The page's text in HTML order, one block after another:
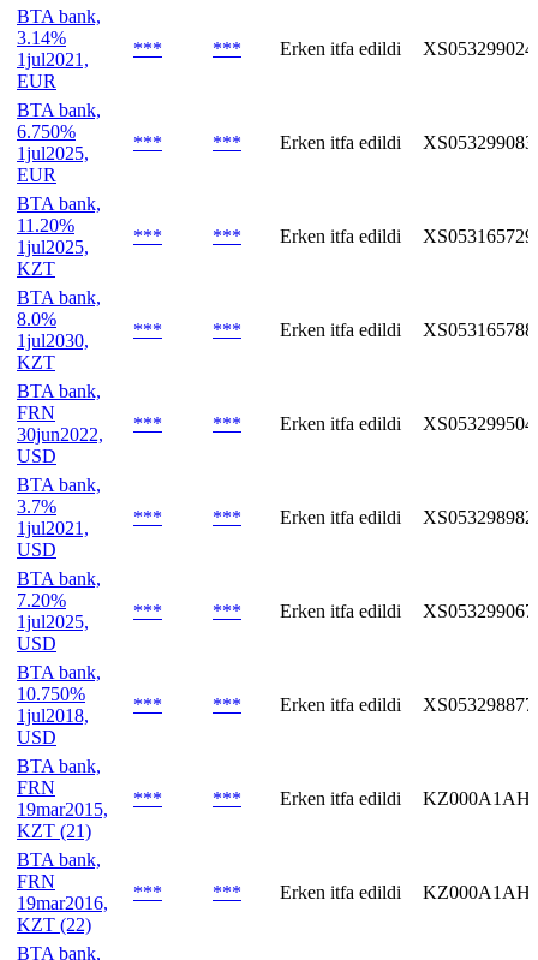
BTA bank,
3.14%
1jul2021,
EUR
*** *** Erken itfa edildi
BTA bank,
6.750%
1jul2025,
EUR
*** *** Erken itfa edildi
BTA bank,
11.20%
1jul2025,
KZT
*** *** Erken itfa edildi
BTA bank,
8.0%
1jul2030,
KZT
*** *** Erken itfa edildi
BTA bank,
FRN
30jun2022,
USD
*** *** Erken itfa edildi
BTA bank,
3.7%
1jul2021,
USD
*** *** Erken itfa edildi
BTA bank,
7.20%
1jul2025,
USD
*** *** Erken itfa edildi
BTA bank,
10.750%
1jul2018,
USD
*** *** Erken itfa edildi
BTA bank,
FRN
19mar2015,
KZT (21)
*** *** Erken itfa edildi
BTA bank,
FRN
19mar2016,
KZT (22)
*** *** Erken itfa edildi
BTA bank,